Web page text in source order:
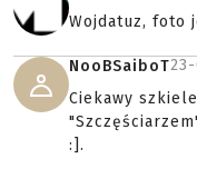
Wojdatuz, foto
NooBSaiboT
Ciekawy
:].